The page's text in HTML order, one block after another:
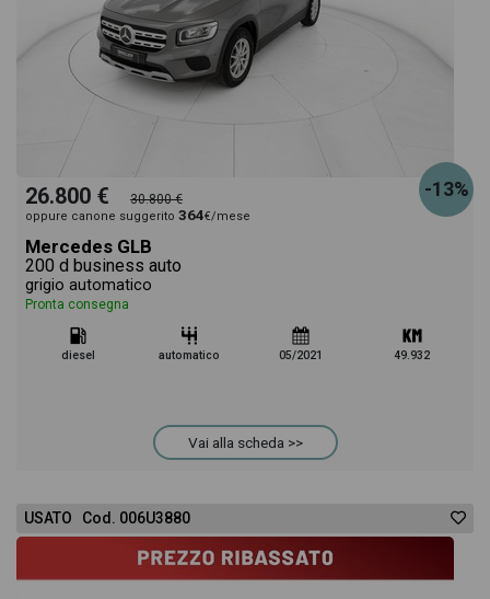
-13%
26.800 € 30.800 €
oppure canone suggerito 364€/mese
Mercedes GLB
200 d business auto
grigio automatico
Pronta consegna
diesel automatico 05/2021 49.932
Vai alla scheda >>
USATO Cod. 006U3880